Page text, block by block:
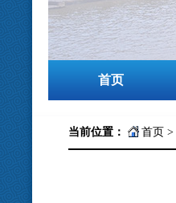
首页
当前位置： 首页 >